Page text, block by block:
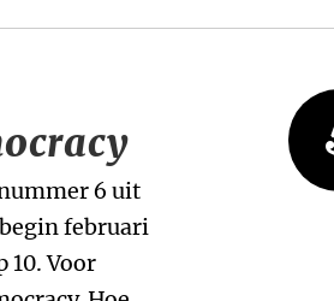
6 uit
februari
10. Voor